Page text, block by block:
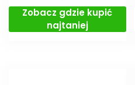
Zobacz gdzie kupić
najtaniej